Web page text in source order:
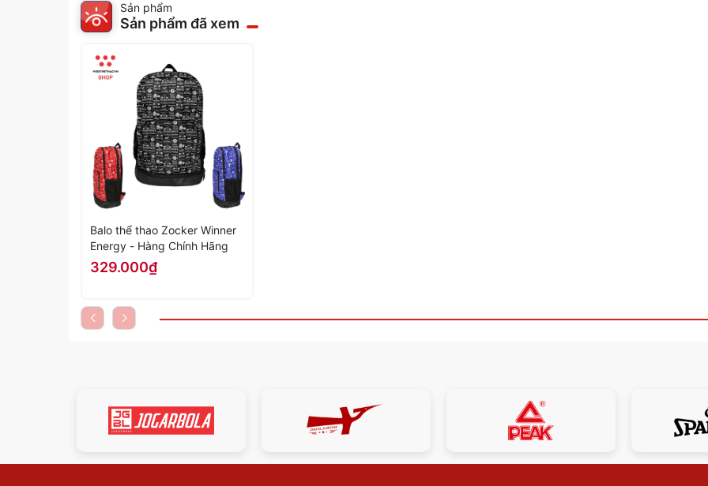
Sản phẩm
Sản phẩm đã xem
Balo thể thao Zocker Winner
Energy - Hàng Chính Hãng
329.000₫